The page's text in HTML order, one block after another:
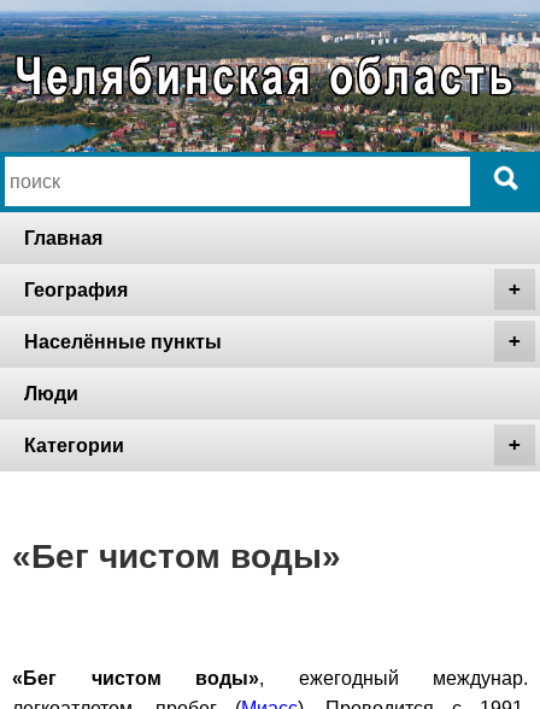
Главная
География
Населённые пункты
Люди
Категории
«Бег чистом воды»
«Бег чистом воды», ежегодный междунар.